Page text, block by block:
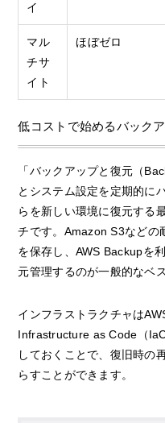
イ
マル
チサ
イト
ほぼゼロ
低コストで始めるバック
「バックアップと復元（
とシステム設定を定期的に
らを新しい環境に復元する
チです。Amazon S3などの
を保存し、AWS Backupを
元管理するのが一般的なベ
インフラストラクチャは
Infrastructure as Code（
しておくことで、復旧時の
らすことができます。